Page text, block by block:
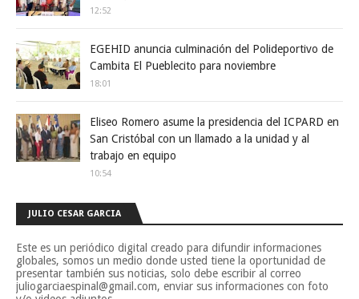
12:52
EGEHID anuncia culminación del Polideportivo de
Cambita El Pueblecito para noviembre
18:01
Eliseo Romero asume la presidencia del ICPARD en
San Cristóbal con un llamado a la unidad y al
trabajo en equipo
10:54
JULIO CESAR GARCIA
Este es un periódico digital creado para difundir informaciones
globales, somos un medio donde usted tiene la oportunidad de
presentar también sus noticias, solo debe escribir al correo
juliogarciaespinal@gmail.com, enviar sus informaciones con foto